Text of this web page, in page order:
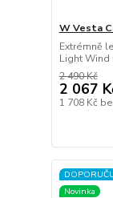
W Vesta
Extrémně
Light Wind
2 490 Kč
2 067
1 708 Kč
Novinka